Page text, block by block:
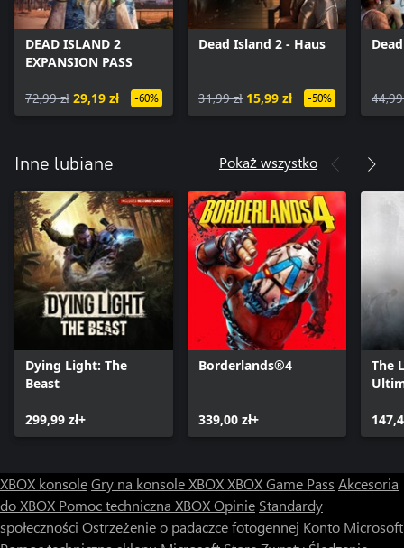
DEAD ISLAND 2
EXPANSION PASS
72,99 zł 29,19 zł -60%
Dead Island 2 - Haus
31,99 zł 15,99 zł -50% 44,99
Inne lubiane Pokaż wszystko
Dying Light: The
Beast
299,99 zł+
Borderlands®4
339,00 zł+
The
XBOX konsoleGry na konsole XBOXXBOX Game Pass Akcesoria
do XBOX Pomoc techniczna XBOXOpinie Standardy
społeczności Ostrzeżenie o padaczce fotogennej Konto Microsoft